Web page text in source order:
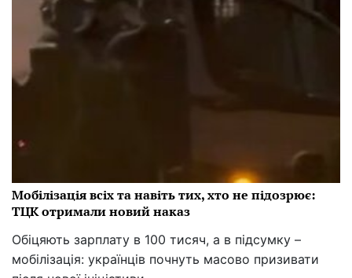
Мобілізація всіх та навіть тих, хто не підозрює:
ТЦК отримали новий наказ
Обіцяють зарплату в 100 тисяч, а в підсумку –
мобілізація: українців почнуть масово призивати